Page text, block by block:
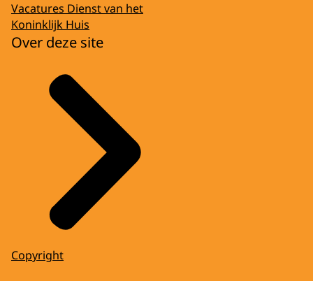
Vacatures Dienst van het
Koninklijk Huis
Over deze site
Copyright